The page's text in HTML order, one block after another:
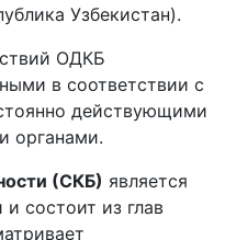
Узбекистан).
ОДКБ
в соответствии с
действующими
органами.
(СКБ) является
состоит из глав